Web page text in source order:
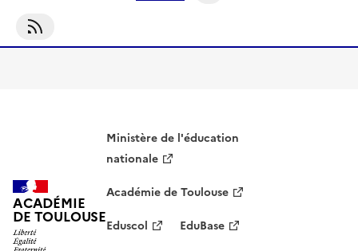
S'abonner À Algorithmique
ACADÉMIE
DE TOULOUSE
Ministère de l'éducation
nationale
Académie de Toulouse
Eduscol
EduBase